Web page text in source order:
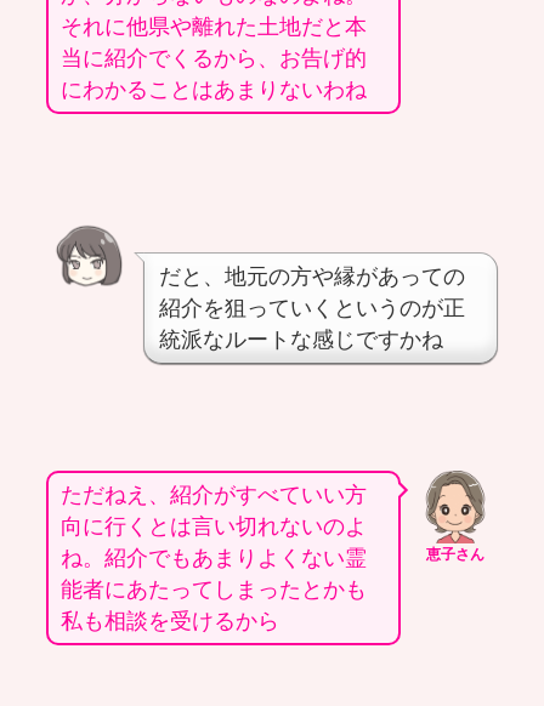
それに他県や離れた土地だと本
当に紹介でくるから、お告げ的
にわかることはあまりないわね
だと、地元の方や縁があっての
紹介を狙っていくというのが正
統派なルートな感じですかね
恵子さん
ただねえ、紹介がすべていい方
向に行くとは言い切れないのよ
ね。紹介でもあまりよくない霊
能者にあたってしまったとかも
私も相談を受けるから